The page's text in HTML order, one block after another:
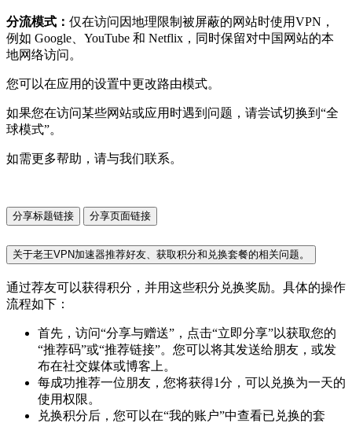
分流模式： 仅在访问因地理限制被屏蔽的网站时使用VPN，
例如 Google、YouTube 和 Netflix，同时保留对中国网站的本
地网络访问。
您可以在应用的设置中更改路由模式。
如果您在访问某些网站或应用时遇到问题，请尝试切换到“全
球模式”。
如需更多帮助，请与我们联系。
分享标题链接 分享页面链接
关于老王VPN加速器推荐好友、获取积分和兑换套餐的相关问题。
通过荐友可以获得积分，并用这些积分兑换奖励。具体的操作
流程如下：
首先，访问“分享与赠送”，点击“立即分享”以获取您的
“推荐码”或“推荐链接”。您可以将其发送给朋友，或发
布在社交媒体或博客上。
每成功推荐一位朋友，您将获得1分，可以兑换为一天的
使用权限。
兑换积分后，您可以在“我的账户”中查看已兑换的套